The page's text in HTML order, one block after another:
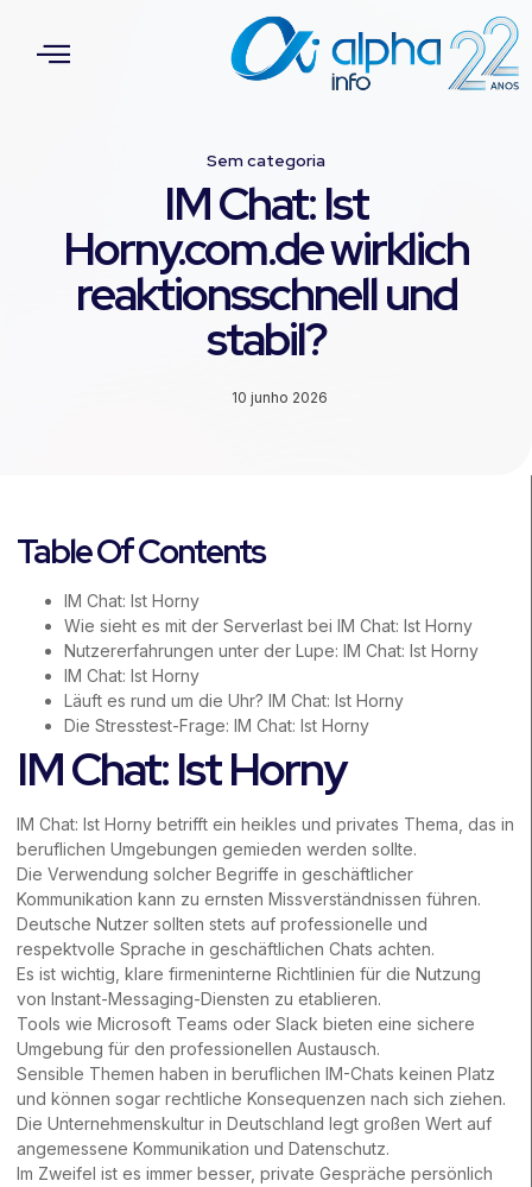
Sem categoria
IM Chat: Ist
Horny.com.de wirklich
reaktionsschnell und
stabil?
10 junho 2026
Table Of Contents
IM Chat: Ist Horny
Wie sieht es mit der Serverlast bei IM Chat: Ist Horny
Nutzererfahrungen unter der Lupe: IM Chat: Ist Horny
IM Chat: Ist Horny
Läuft es rund um die Uhr? IM Chat: Ist Horny
Die Stresstest-Frage: IM Chat: Ist Horny
IM Chat: Ist Horny
IM Chat: Ist Horny betrifft ein heikles und privates Thema, das in
beruflichen Umgebungen gemieden werden sollte.
Die Verwendung solcher Begriffe in geschäftlicher
Kommunikation kann zu ernsten Missverständnissen führen.
Deutsche Nutzer sollten stets auf professionelle und
respektvolle Sprache in geschäftlichen Chats achten.
Es ist wichtig, klare firmeninterne Richtlinien für die Nutzung
von Instant-Messaging-Diensten zu etablieren.
Tools wie Microsoft Teams oder Slack bieten eine sichere
Umgebung für den professionellen Austausch.
Sensible Themen haben in beruflichen IM-Chats keinen Platz
und können sogar rechtliche Konsequenzen nach sich ziehen.
Die Unternehmenskultur in Deutschland legt großen Wert auf
angemessene Kommunikation und Datenschutz.
Im Zweifel ist es immer besser, private Gespräche persönlich